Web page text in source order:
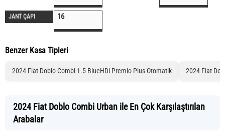
JANT ÇAPI 16
Benzer Kasa Tipleri
2024 Fiat Doblo Combi 1.5 BlueHDi Premio Plus Otomatik 2024 Fiat
2024 Fiat Doblo Combi Urban ile En Çok Karşılaştırılan
Arabalar